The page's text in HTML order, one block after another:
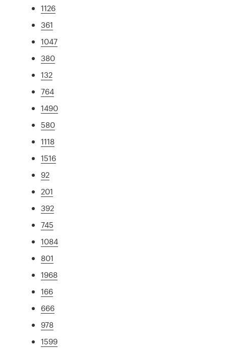
1126
361
1047
380
132
764
1490
580
1118
1516
92
201
392
745
1084
801
1968
166
666
978
1599